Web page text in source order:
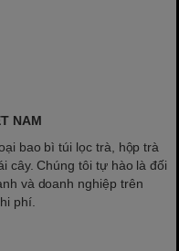
NAM
bao bì túi lọc trà, hộp trà
cây. Chúng tôi tự hào là đối
và doanh nghiệp trên
phí.